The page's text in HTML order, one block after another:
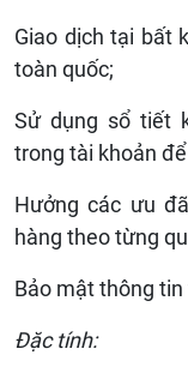
Giao dịch tại bất
toàn quốc;
Sử dụng sổ tiết
trong tài khoản
Hưởng các ưu
hàng theo từng
Bảo mật thông tin
Đặc tính: